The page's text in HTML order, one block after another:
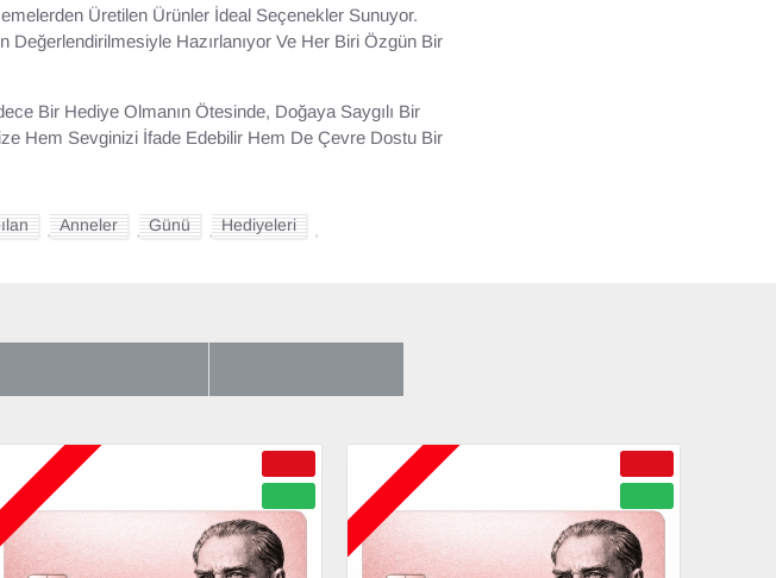
Üretilen Ürünler İdeal Seçenekler Sunuyor.
Değerlendirilmesiyle Hazırlanıyor Ve Her Biri Özgün Bir
Bir Hediye Olmanın Ötesinde, Doğaya Saygılı Bir
Hem Sevginizi İfade Edebilir Hem De Çevre Dostu Bir
Anneler Günü Hediyeleri
YAKINDA ÇOK YAKINDA